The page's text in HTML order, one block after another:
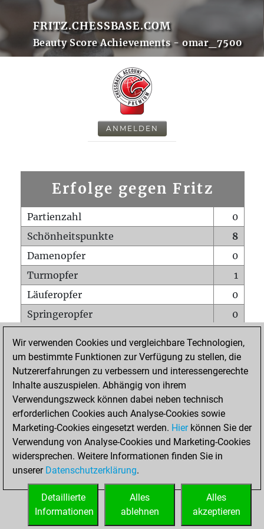
FRITZ.CHESSBASE.COM
Beauty Score Achievements - omar_7500
ANMELDEN
Erfolge gegen Fritz
Partienzahl
0
Schönheitspunkte
8
Damenopfer
0
Turmopfer
1
Läuferopfer
0
Springeropfer
0
Matt auf vollem Brett
0
Bauer setzt Matt
0
Erstickte Matts
Unterverwandlungen
Türme auf der siebten
0
STARTSEITE
Wir verwenden Cookies und vergleichbare Technologien,
um bestimmte Funktionen zur Verfügung zu stellen, die
Nutzererfahrungen zu verbessern und interessengerechte
Inhalte auszuspielen. Abhängig von ihrem
Verwendungszweck können dabei neben technisch
erforderlichen Cookies auch Analyse-Cookies sowie
Marketing-Cookies eingesetzt werden. Hierkönnen Sie der
Verwendung von Analyse-Cookies und Marketing-Cookies
widersprechen. Weitere Informationen finden Sie in
unserer Datenschutzerklärung.
Alles
akzeptieren
Alles
ablehnen
Detaillierte
Informationen